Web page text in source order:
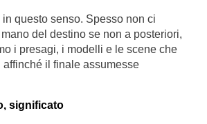
in questo senso. Spesso non ci
del destino se non a posteriori,
i presagi, i modelli e le scene che
il finale assumesse
significato